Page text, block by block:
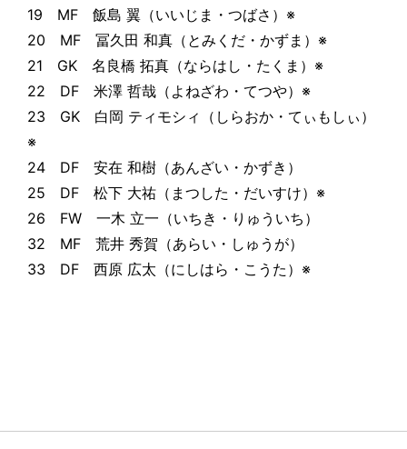
19 MF 飯島 翼（いいじま・つばさ）※
20 MF 冨久田 和真（とみくだ・かずま）※
21 GK 名良橋 拓真（ならはし・たくま）※
22 DF 米澤 哲哉（よねざわ・てつや）※
23 GK 白岡 ティモシィ（しらおか・てぃもしぃ）
※
24 DF 安在 和樹（あんざい・かずき）
25 DF 松下 大祐（まつした・だいすけ）※
26 FW 一木 立一（いちき・りゅういち）
32 MF 荒井 秀賀（あらい・しゅうが）
33 DF 西原 広太（にしはら・こうた）※